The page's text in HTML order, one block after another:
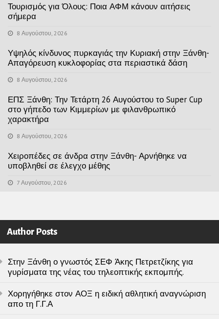
Τουρισμός για Όλους: Ποια ΑΦΜ κάνουν αιτήσεις
σήμερα
8 Αυγούστου, 2026
Υψηλός κίνδυνος πυρκαγιάς την Κυριακή στην Ξάνθη-
Απαγόρευση κυκλοφορίας στα περιαστικά δάση
8 Αυγούστου, 2026
ΕΠΣ Ξάνθη: Την Τετάρτη 26 Αυγούστου το Super Cup
στο γήπεδο των Κιμμερίων με φιλανθρωπικό
χαρακτήρα
8 Αυγούστου, 2026
Χειροπέδες σε άνδρα στην Ξάνθη- Αρνήθηκε να
υποβληθεί σε έλεγχο μέθης
7 Αυγούστου, 2026
Author Posts
Στην Ξάνθη ο γνωστός ΣΕΦ Άκης Πετρετζίκης για
γυρίσματα της νέας του τηλεοπτικής εκπομπής.
Χορηγήθηκε στον ΑΟΞ η ειδική αθλητική αναγνώριση
απο τη Γ.Γ.Α